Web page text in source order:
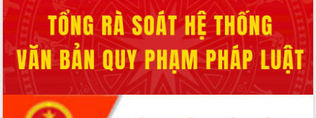
Đảm bảo cuộc bầu cử đại biểu Quốc
hội và đại biểu HĐND các cấp diễn ra
an toàn, hiệu quả, đúng quy định
Thủ tướng Chính phủ Phạm Minh Chính
kiểm tra, chỉ đạo hoàn thành các dự
án cao tốc và thăm khu tái định cư tại
Đắk Lắk